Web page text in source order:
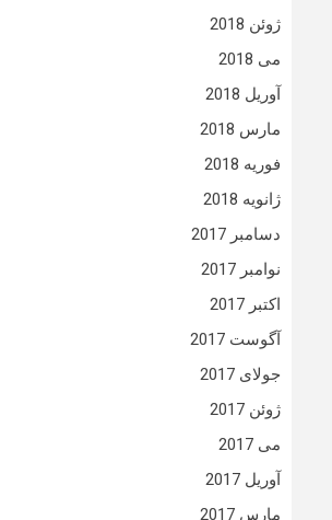
ژوئن 2018
می 2018
آوریل 2018
مارس 2018
فوریه 2018
ژانویه 2018
دسامبر 2017
نوامبر 2017
اکتبر 2017
آگوست 2017
جولای 2017
ژوئن 2017
می 2017
آوریل 2017
مارس 2017